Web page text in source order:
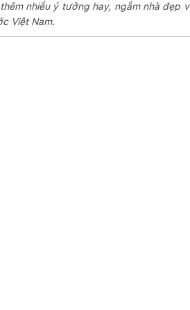
nhiều ý tưởng hay, ngắm nhà đẹp
Việt Nam.